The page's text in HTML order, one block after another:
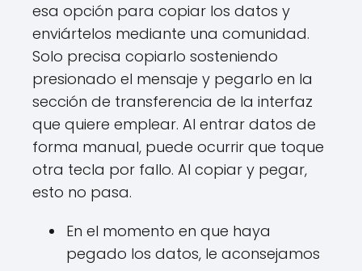
esa opción para copiar los datos y
enviártelos mediante una comunidad.
Solo precisa copiarlo sosteniendo
presionado el mensaje y pegarlo en la
sección de transferencia de la interfaz
que quiere emplear. Al entrar datos de
forma manual, puede ocurrir que toque
otra tecla por fallo. Al copiar y pegar,
esto no pasa.
En el momento en que haya
pegado los datos, le aconsejamos